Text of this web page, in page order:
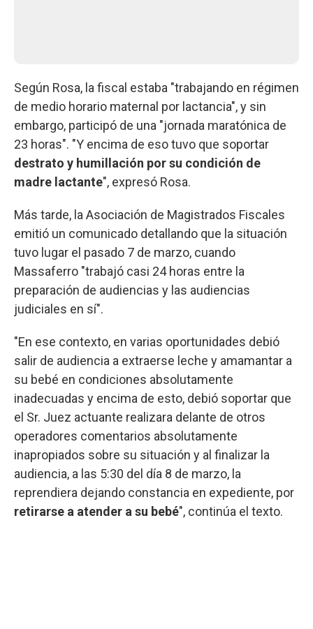
Según Rosa, la fiscal estaba "trabajando en régimen
de medio horario maternal por lactancia", y sin
embargo, participó de una "jornada maratónica de
23 horas". "Y encima de eso tuvo que soportar
destrato y humillación por su condición de
madre lactante", expresó Rosa.
Más tarde, la Asociación de Magistrados Fiscales
emitió un comunicado detallando que la situación
tuvo lugar el pasado 7 de marzo, cuando
Massaferro "trabajó casi 24 horas entre la
preparación de audiencias y las audiencias
judiciales en sí".
"En ese contexto, en varias oportunidades debió
salir de audiencia a extraerse leche y amamantar a
su bebé en condiciones absolutamente
inadecuadas y encima de esto, debió soportar que
el Sr. Juez actuante realizara delante de otros
operadores comentarios absolutamente
inapropiados sobre su situación y al finalizar la
audiencia, a las 5:30 del día 8 de marzo, la
reprendiera dejando constancia en expediente, por
retirarse a atender a su bebé", continúa el texto.